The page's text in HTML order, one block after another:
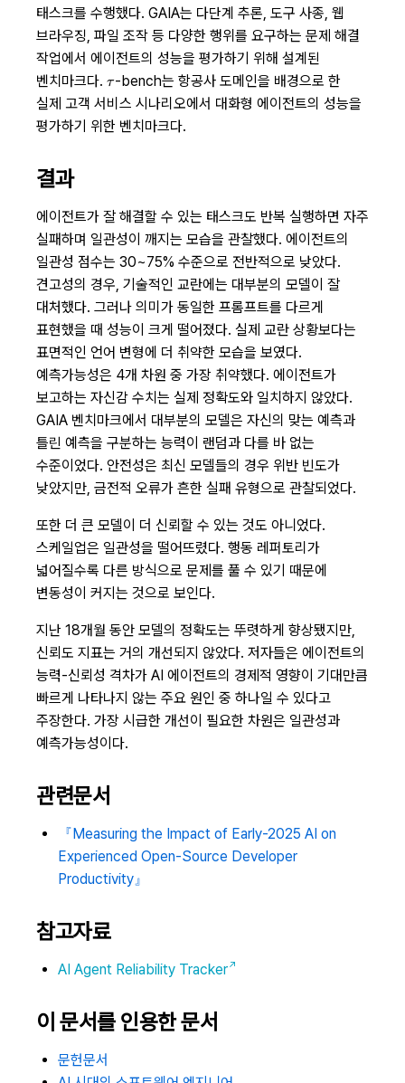
태스크를 수행했다. GAIA는 다단계 추론, 도구 사종, 웹
브라우징, 파일 조작 등 다양한 행위를 요구하는 문제 해결
작업에서 에이전트의 성능을 평가하기 위해 설계된
벤치마크다. \tau
τ-bench는 항공사 도메인을 배경으로 한
실제 고객 서비스 시나리오에서 대화형 에이전트의 성능을
평가하기 위한 벤치마크다.
결과
에이전트가 잘 해결할 수 있는 태스크도 반복 실행하면 자주
실패하며 일관성이 깨지는 모습을 관찰했다. 에이전트의
일관성 점수는 30~75% 수준으로 전반적으로 낮았다.
견고성의 경우, 기술적인 교란에는 대부분의 모델이 잘
대처했다. 그러나 의미가 동일한 프롬프트를 다르게
표현했을 때 성능이 크게 떨어졌다. 실제 교란 상황보다는
표면적인 언어 변형에 더 취약한 모습을 보였다.
예측가능성은 4개 차원 중 가장 취약했다. 에이전트가
보고하는 자신감 수치는 실제 정확도와 일치하지 않았다.
GAIA 벤치마크에서 대부분의 모델은 자신의 맞는 예측과
틀린 예측을 구분하는 능력이 랜덤과 다를 바 없는
수준이었다. 안전성은 최신 모델들의 경우 위반 빈도가
낮았지만, 금전적 오류가 흔한 실패 유형으로 관찰되었다.
또한 더 큰 모델이 더 신뢰할 수 있는 것도 아니었다.
스케일업은 일관성을 떨어뜨렸다. 행동 레퍼토리가
넓어질수록 다른 방식으로 문제를 풀 수 있기 때문에
변동성이 커지는 것으로 보인다.
지난 18개월 동안 모델의 정확도는 뚜렷하게 향상됐지만,
신뢰도 지표는 거의 개선되지 않았다. 저자들은 에이전트의
능력-신뢰성 격차가 AI 에이전트의 경제적 영향이 기대만큼
빠르게 나타나지 않는 주요 원인 중 하나일 수 있다고
주장한다. 가장 시급한 개선이 필요한 차원은 일관성과
예측가능성이다.
관련문서
『Measuring the Impact of Early-2025 AI on
Experienced Open-Source Developer
Productivity』
참고자료
AI Agent Reliability Tracker
이 문서를 인용한 문서
문헌문서